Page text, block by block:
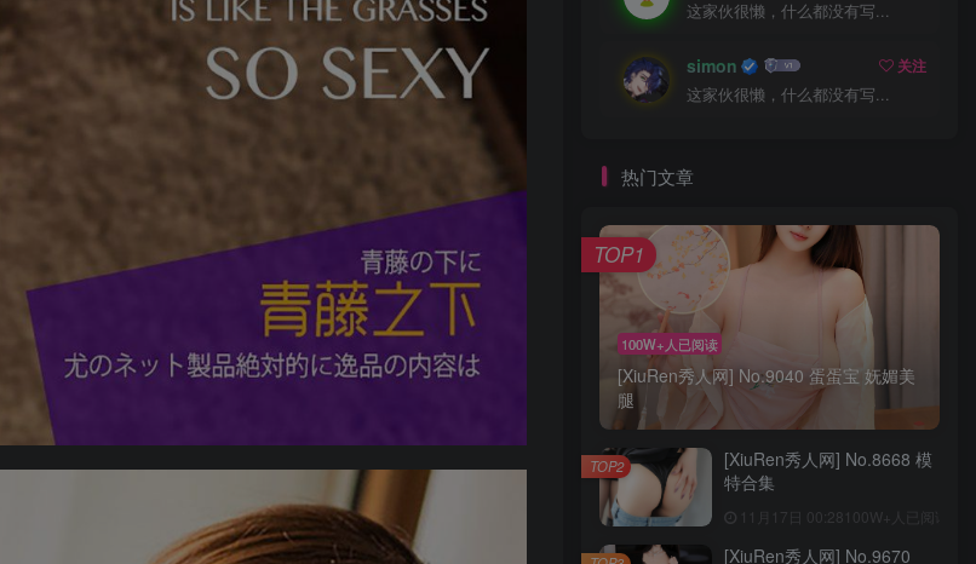
这家伙很懒，什么都没有写...
simon
关注
这家伙很懒，什么都没有写...
热门文章
100W+人已阅读
[XiuRen秀人网] No.9040 蛋蛋宝 妩媚美
腿
TOP1
[XiuRen秀人网] No.8668 模
特合集
11月17日 00:28 100W+人已阅读
TOP2
[XiuRen秀人网] No.9670